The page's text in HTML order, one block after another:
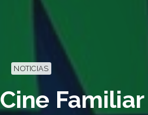
NOTICIAS
Familiar